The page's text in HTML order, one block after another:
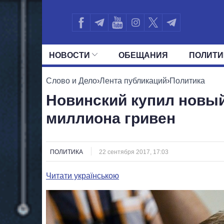
НОВОСТИ ОБЕЩАНИЯ
ВСЕ ПОЛИТИКИ ПРЕЗИДЕНТ И
Слово и Дело›Лента публикаций›Политика
Новинский купил
миллиона гривен
ПОЛИТИКА 22 сентября 2017, 17:03
Читати українською